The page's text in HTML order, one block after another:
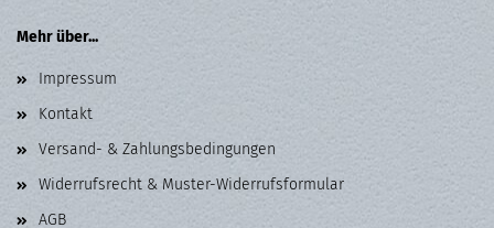
Mehr über...
Impressum
Kontakt
Versand- & Zahlungsbedingungen
Widerrufsrecht & Muster-Widerrufsformular
AGB